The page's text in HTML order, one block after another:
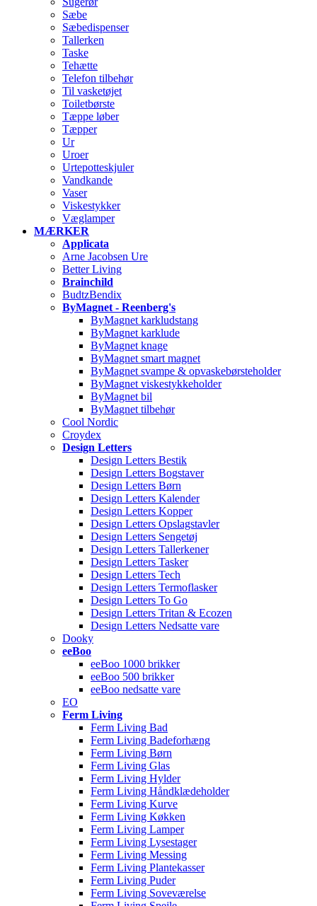
Sæbe
Sæbedispenser
Tallerken
Taske
Tehætte
Telefon tilbehør
Til vasketøjet
Toiletbørste
Tæppe løber
Tæpper
Ur
Uroer
Urtepotteskjuler
Vandkande
Vaser
Viskestykker
Væglamper
MÆRKER
Applicata
Arne Jacobsen Ure
Better Living
Brainchild
BudtzBendix
ByMagnet - Reenberg's
ByMagnet karkludstang
ByMagnet karklude
ByMagnet knage
ByMagnet smart magnet
ByMagnet svampe & opvaskebørsteholder
ByMagnet viskestykkeholder
ByMagnet bil
ByMagnet tilbehør
Cool Nordic
Croydex
Design Letters
Design Letters Bestik
Design Letters Bogstaver
Design Letters Børn
Design Letters Kalender
Design Letters Kopper
Design Letters Opslagstavler
Design Letters Sengetøj
Design Letters Tallerkener
Design Letters Tasker
Design Letters Tech
Design Letters Termoflasker
Design Letters To Go
Design Letters Tritan & Ecozen
Design Letters Nedsatte vare
Dooky
eeBoo
eeBoo 1000 brikker
eeBoo 500 brikker
eeBoo nedsatte vare
EO
Ferm Living
Ferm Living Bad
Ferm Living Badeforhæng
Ferm Living Børn
Ferm Living Glas
Ferm Living Hylder
Ferm Living Håndklædeholder
Ferm Living Kurve
Ferm Living Køkken
Ferm Living Lamper
Ferm Living Lysestager
Ferm Living Messing
Ferm Living Plantekasser
Ferm Living Puder
Ferm Living Soveværelse